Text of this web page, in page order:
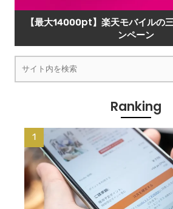
【最大14000pt】楽天モバイルの
ンペーン
Ranking